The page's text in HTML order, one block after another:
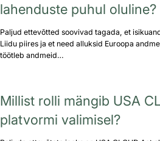
lahenduste puhul oluline?
Paljud ettevõtted soovivad tagada, et
Liidu piires ja et need alluksid Euroopa
töötleb andmeid…
Millist rolli mängib USA
platvormi valimisel?